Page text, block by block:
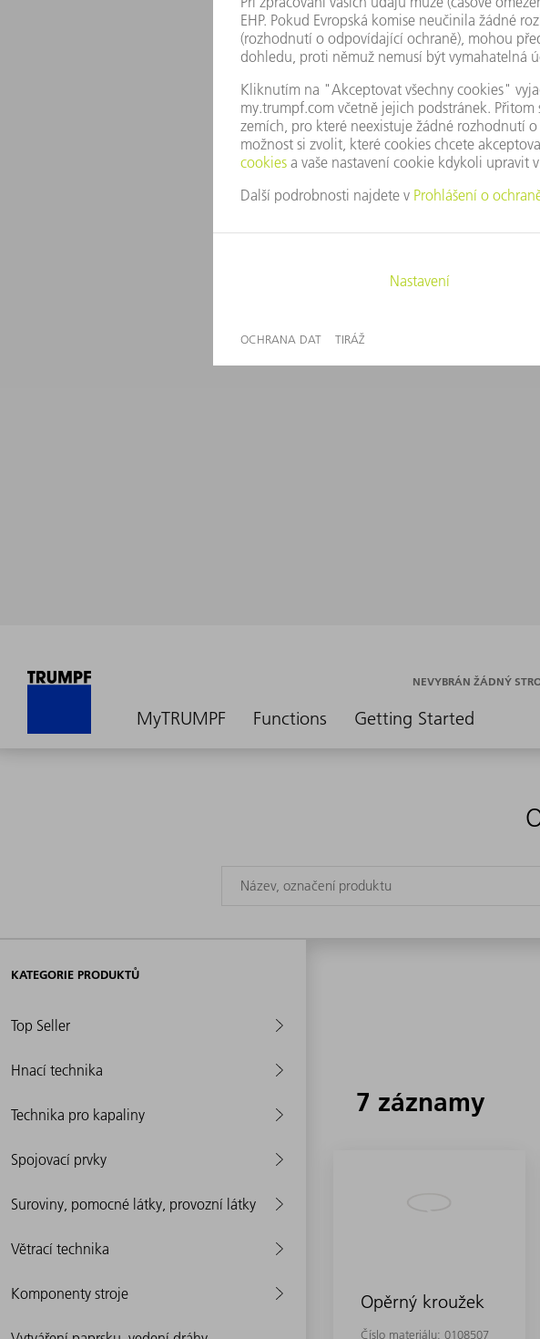
MyTRUMPF Functions Getting Started
NEVYBRÁN ŽÁDNÝ
KATEGORIE PRODUKTŮ
Top Seller
Hnací technika
Technika pro kapaliny
Spojovací prvky
Suroviny, pomocné látky, provozní látky
Větrací technika
Komponenty stroje
7 záznamy
Opěrný kroužek
Číslo materiálu: 0108507